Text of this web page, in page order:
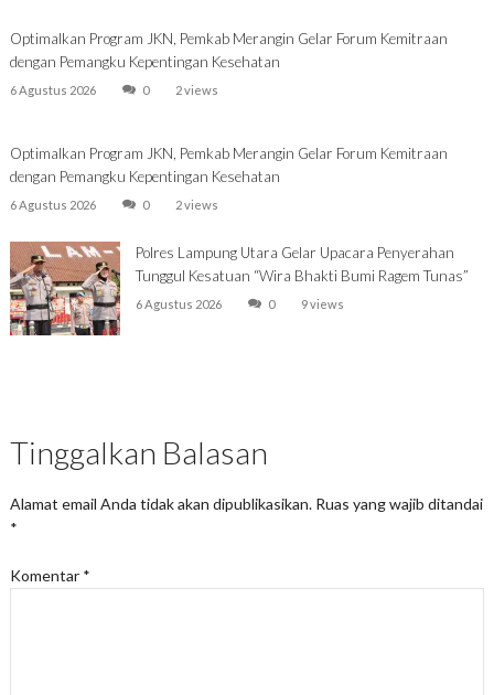
Optimalkan Program JKN, Pemkab Merangin Gelar Forum Kemitraan
dengan Pemangku Kepentingan Kesehatan
6 Agustus 2026 0 2 views
Optimalkan Program JKN, Pemkab Merangin Gelar Forum Kemitraan
dengan Pemangku Kepentingan Kesehatan
6 Agustus 2026 0 2 views
Polres Lampung Utara Gelar Upacara Penyerahan
Tunggul Kesatuan “Wira Bhakti Bumi Ragem Tunas”
6 Agustus 2026 0 9 views
Tinggalkan Balasan
Alamat email Anda tidak akan dipublikasikan. Ruas yang wajib ditandai
*
Komentar *